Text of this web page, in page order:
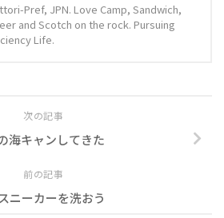
Pref, JPN. Love Camp, Sandwich,
and Scotch on the rock. Pursuing
Life.
次の記事
海キャンしてきた
前の記事
スニーカーを洗おう